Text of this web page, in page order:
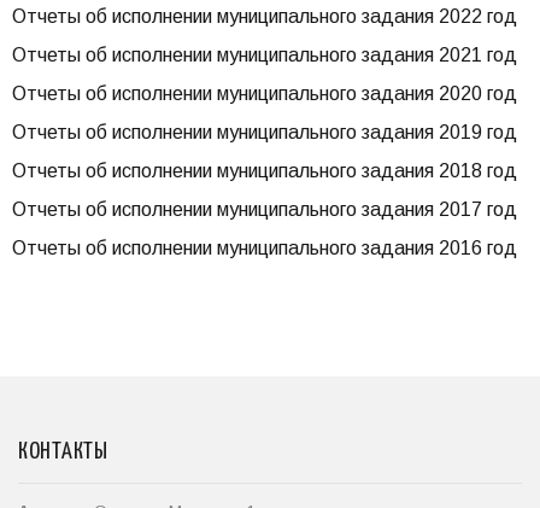
Отчеты об исполнении муниципального задания 2022 год
Отчеты об исполнении муниципального задания 2021 год
Отчеты об исполнении муниципального задания 2020 год
Отчеты об исполнении муниципального задания 2019 год
Отчеты об исполнении муниципального задания 2018 год
Отчеты об исполнении муниципального задания 2017 год
Отчеты об исполнении муниципального задания 2016 год
КОНТАКТЫ